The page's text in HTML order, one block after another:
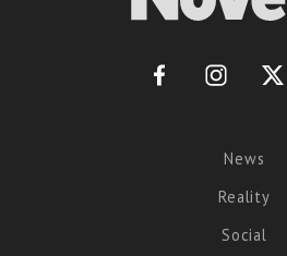
News
Reality
Social